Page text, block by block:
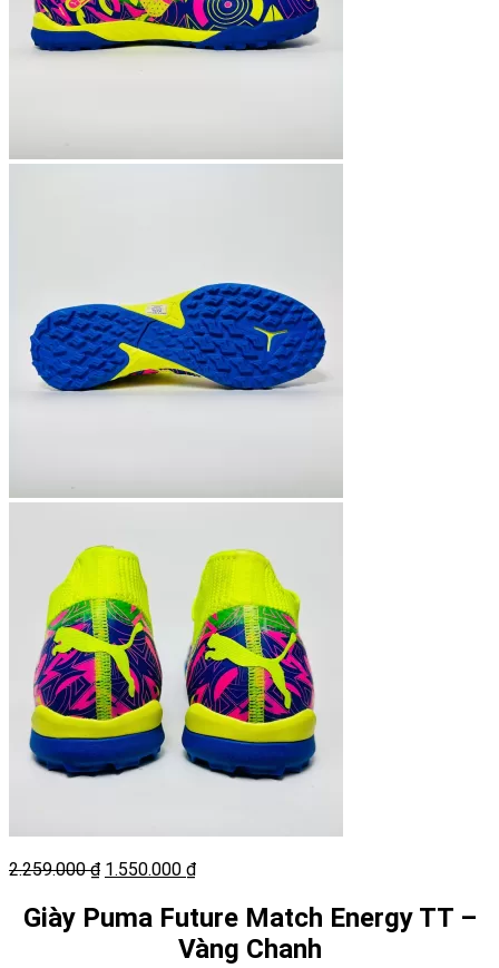
2.259.000₫ Giá
là:
2.259.000 ₫.
1.550.000 ₫Giá
tại
là:
1.550.000 ₫.
Giày Puma Future Match Energy TT –
Vàng Chanh